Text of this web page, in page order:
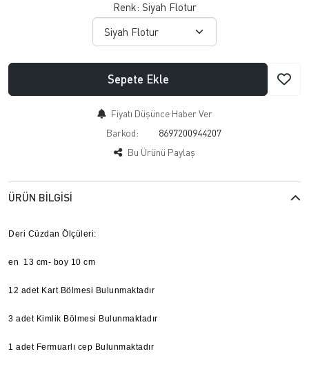
Renk: Siyah Flotur
Sepete Ekle
Fiyatı Düşünce Haber Ver
Barkod:
8697200944207
Bu Ürünü Paylaş
ÜRÜN BILGISI
Deri Cüzdan Ölçüleri:
en 13 cm- boy 10 cm
12 adet Kart Bölmesi Bulunmaktadır
3 adet Kimlik Bölmesi Bulunmaktadır
1 adet Fermuarlı cep Bulunmaktadır